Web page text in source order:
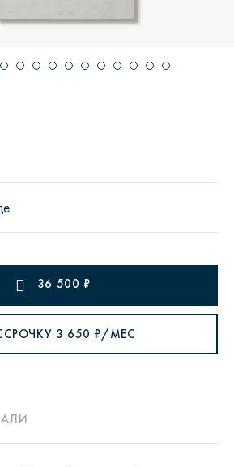
36 500 ₽
3 650 ₽/МЕС